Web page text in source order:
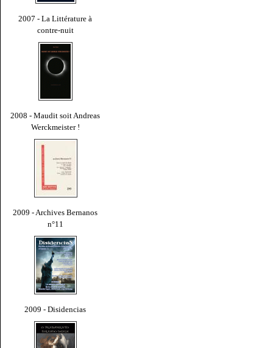
2007 - La Littérature à
contre-nuit
2008 - Maudit soit Andreas
Werckmeister !
2009 - Archives Bernanos
n°11
2009 - Disidencias